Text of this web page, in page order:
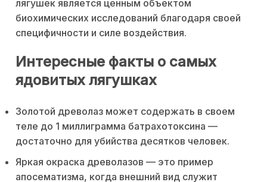
лягушек является ценным объектом
биохимических исследований благодаря своей
специфичности и силе воздействия.
Интересные факты о самых
ядовитых лягушках
Золотой древолаз может содержать в своем
теле до 1 миллиграмма батрахотоксина —
достаточно для убийства десятков человек.
Яркая окраска древолазов — это пример
апосематизма, когда внешний вид служит